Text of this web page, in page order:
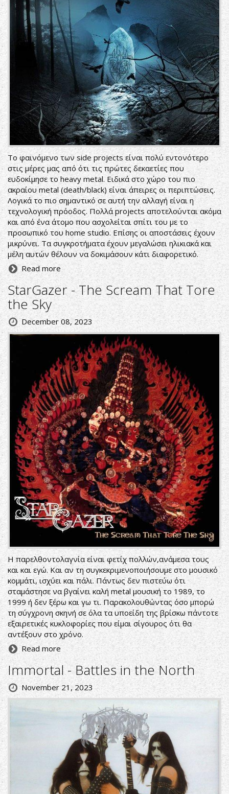
Το φαινόμενο των side projects είναι πολύ εντονότερο
στις μέρες μας από ότι τις πρώτες δεκαετίες που
ευδοκίμησε το heavy metal. Ειδικά στο χώρο του πιο
ακραίου metal (death/black) είναι άπειρες οι περιπτώσεις.
Λογικά το πιο σημαντικό σε αυτή την αλλαγή είναι η
τεχνολογική πρόοδος. Πολλά projects αποτελούνται ακόμα
και από ένα άτομο που ασχολείται σπίτι του με το
προσωπικό του home studio. Επίσης οι αποστάσεις έχουν
μικρύνει. Τα συγκροτήματα έχουν μεγαλώσει ηλικιακά και
μέλη αυτών θέλουν να δοκιμάσουν κάτι διαφορετικό.
Read more
StarGazer - The Scream That Tore
the Sky
December 08, 2023
Η παρελθοντολαγνία είναι φετίχ πολλών,ανάμεσα τους
και και εγώ. Και αν τη συγκεκριμενοποιήσουμε στο μουσικό
κομμάτι, ισχύει και πάλι. Πάντως δεν πιστεύω ότι
σταμάστησε να βγαίνει καλή metal μουσική το 1989, το
1999 ή δεν ξέρω και γω τι. Παρακολουθώντας όσο μπορώ
τη σύγχρονη σκηνή σε όλα τα υποείδη της βρίσκω πάντοτε
εξαιρετικές κυκλοφορίες που είμαι σίγουρος ότι θα
αντέξουν στο χρόνο.
Read more
Immortal - Battles in the North
November 21, 2023